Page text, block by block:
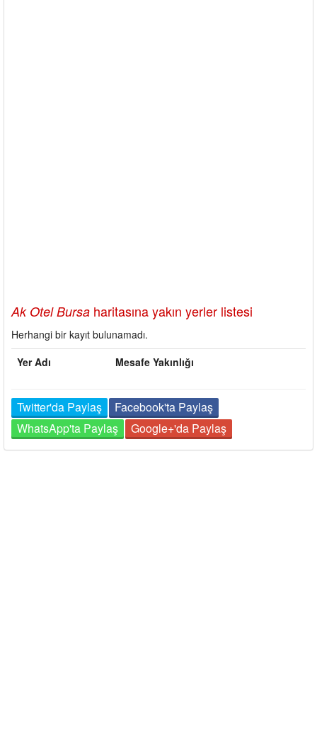
Ak Otel Bursa haritasına yakın yerler listesi
Herhangi bir kayıt bulunamadı.
Yer Adı
Mesafe Yakınlığı
Twitter'da Paylaş
Facebook'ta Paylaş
WhatsApp'ta Paylaş
Google+'da Paylaş